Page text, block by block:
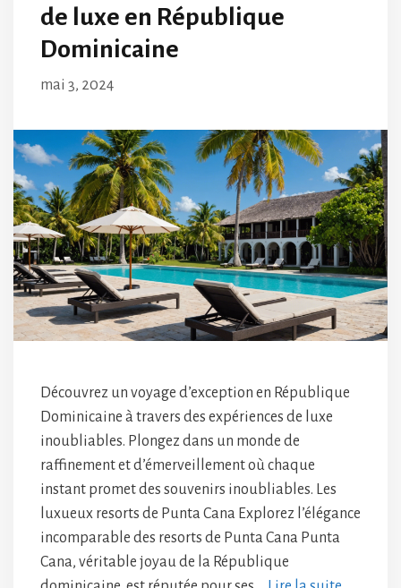
de luxe en République
Dominicaine
mai 3, 2024
Découvrez un voyage d’exception en République
Dominicaine à travers des expériences de luxe
inoubliables. Plongez dans un monde de
raffinement et d’émerveillement où chaque
instant promet des souvenirs inoubliables. Les
luxueux resorts de Punta Cana Explorez l’élégance
incomparable des resorts de Punta Cana Punta
Cana, véritable joyau de la République